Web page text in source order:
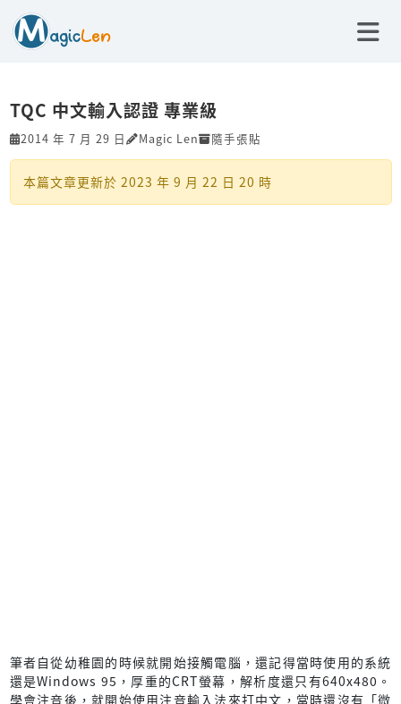
TQC 中文輸入認證 專業級
2014 年 7 月 29 日 Magic Len 隨手張貼
本篇文章更新於 2023 年 9 月 22 日 20 時
筆者自從幼稚園的時候就開始接觸電腦，還記得當時使用的系統
還是Windows 95，厚重的CRT螢幕，解析度還只有640x480。
學會注音後，就開始使用注音輸入法來打中文，當時還沒有「微